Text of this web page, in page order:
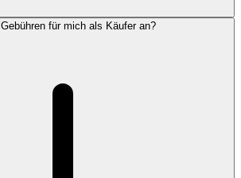
für mich als Käufer an?